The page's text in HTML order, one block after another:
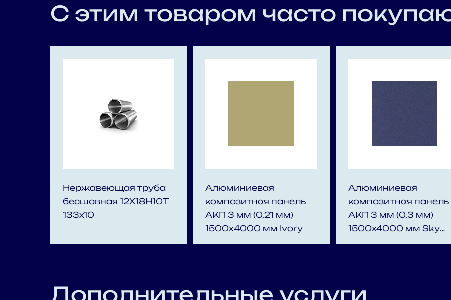
С этим товаром часто
Нержавеющая труба
бесшовная 12Х18Н10Т
133x10
Алюминиевая
композитная панель
АКП 3 мм (0,21 мм)
1500х4000 мм Ivory
Алюминиевая
композитная панель
АКП 3 мм (0,3 мм)
1500x4000 мм Sky
silver
Дополнительные услуги